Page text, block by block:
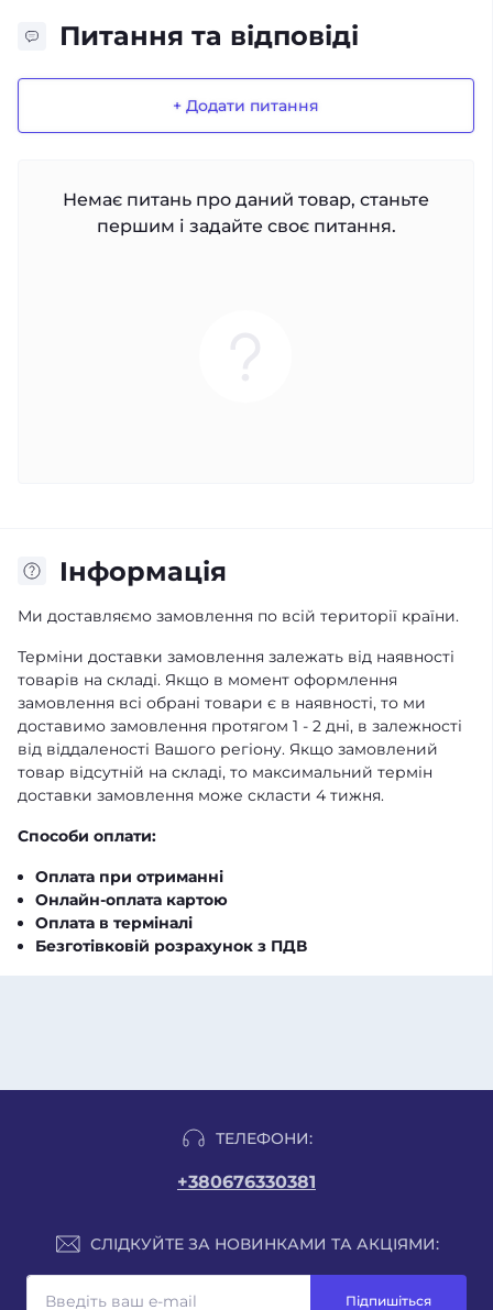
Питання та відповіді
+ Додати питання
Немає питань про даний товар, станьте
першим і задайте своє питання.
Iнформація
Ми доставляємо замовлення по всій території країни.
Терміни доставки замовлення залежать від наявності
товарів на складі. Якщо в момент оформлення
замовлення всі обрані товари є в наявності, то ми
доставимо замовлення протягом 1 - 2 дні, в залежності
від віддаленості Вашого регіону. Якщо замовлений
товар відсутній на складі, то максимальний термін
доставки замовлення може скласти 4 тижня.
Способи оплати:
Оплата при отриманні
Онлайн-оплата картою
Оплата в терміналі
Безготівковій розрахунок з ПДВ
ТЕЛЕФОНИ:
+380676330381
СЛІДКУЙТЕ ЗА НОВИНКАМИ ТА АКЦІЯМИ:
Підпишіться